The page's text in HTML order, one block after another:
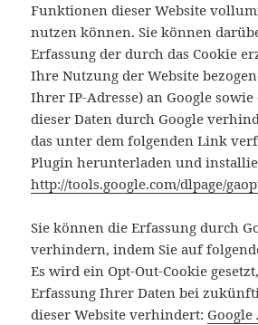
Funktionen dieser Website
nutzen können. Sie können
Erfassung der durch das Cookie
Ihre Nutzung der Website
Ihrer IP-Adresse) an Google
dieser Daten durch Google
das unter dem folgenden Link
Plugin herunterladen und
http://tools.google.com/dlpage/
Sie können die Erfassung durch
verhindern, indem Sie auf
Es wird ein Opt-Out-Cookie
Erfassung Ihrer Daten bei
dieser Website verhindert: Google